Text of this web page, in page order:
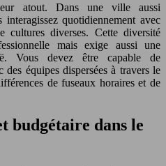
atout. Dans une ville aussi
quotidiennement avec
cultures diverses. Cette diversité
mais exige aussi une
Vous devez être capable de
équipes dispersées à travers le
de fuseaux horaires et de
budgétaire dans le